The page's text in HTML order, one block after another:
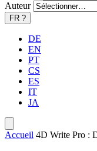
Auteur
FR ?
DE
EN
PT
CS
ES
IT
JA
Accueil 4D Write Pro :